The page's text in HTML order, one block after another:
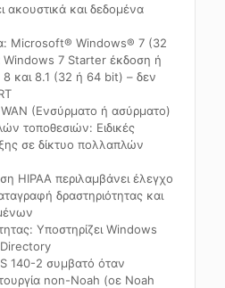
ακουστικά και δεδομένα
Microsoft® Windows® 7 (32
7 Starter έκδοση ή
και 8.1 (32 ή 64 bit) – δεν
(Ενσύρματο ή ασύρματο)
τοποθεσιών: Ειδικές
σε δίκτυο πολλαπλών
HIPAA περιλαμβάνει έλεγχο
δραστηριότητας και
Υποστηρίζει Windows
140-2 συμβατό όταν
non-Noah (οε Noah